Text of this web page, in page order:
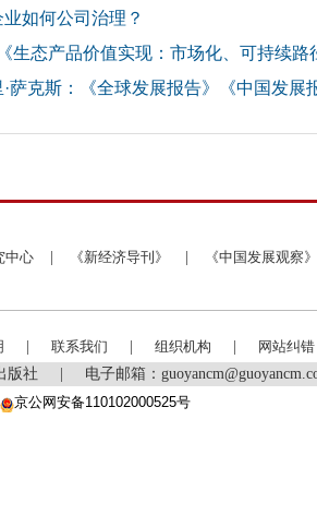
业如何公司治理？
生态产品价值实现：市场化、可持续路
萨克斯：《全球发展报告》《中国发展
中心 《新经济导刊》 《中国发展观察
联系我们 组织机构
网站纠错
版社
电子邮箱：
京公网安备110102000525号